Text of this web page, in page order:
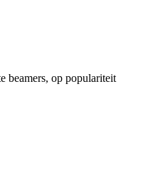
beamers, op populariteit